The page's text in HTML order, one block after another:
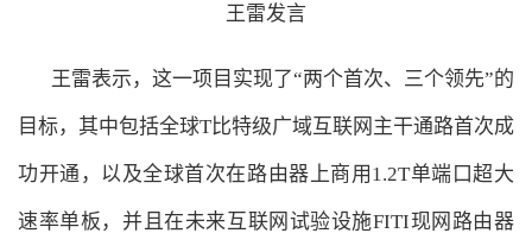
王雷发言
王雷表示，这一项目实现了“两个首次、三个领先”的
目标，其中包括全球T比特级广域互联网主干通路首次成
功开通，以及全球首次在路由器上商用1.2T单端口超大
速率单板，并且在未来互联网试验设施FITI现网路由器